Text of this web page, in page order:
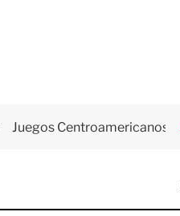
Juegos Centroamericanos